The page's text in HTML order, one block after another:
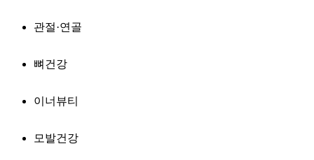
관절·연골
뼈건강
이너뷰티
모발건강